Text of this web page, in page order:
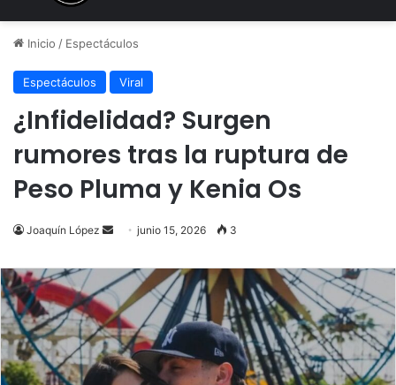
Inicio / Espectáculos
Espectáculos Viral
¿Infidelidad? Surgen
rumores tras la ruptura de
Peso Pluma y Kenia Os
Joaquín López
Send
email
junio 15, 2026 3